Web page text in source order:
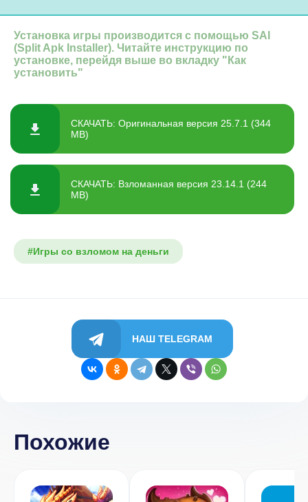
Установка игры производится с помощью SAI
(Split Apk Installer). Читайте инструкцию по
установке, перейдя выше во вкладку "Как
установить"
СКАЧАТЬ: Оригинальная версия 25.7.1 (344
MB)
СКАЧАТЬ: Взломанная версия 23.14.1 (244
MB)
#Игры со взломом на деньги
НАШ TELEGRAM
Похожие